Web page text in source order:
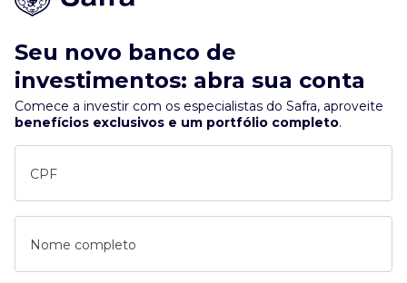
Seu novo banco de
investimentos: abra sua conta
Comece a investir com os especialistas do Safra, aproveite
benefícios exclusivos e um portfólio completo.
CPF
Nome completo